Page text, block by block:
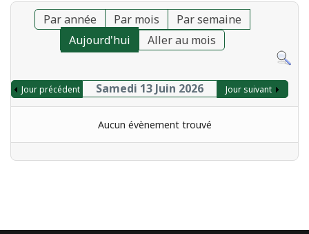
Par année Par mois
Par semaine
Aujourd'hui
Aller au mois
Jour précédent Samedi 13 Juin 2026 Jour suivant
Aucun évènement trouvé